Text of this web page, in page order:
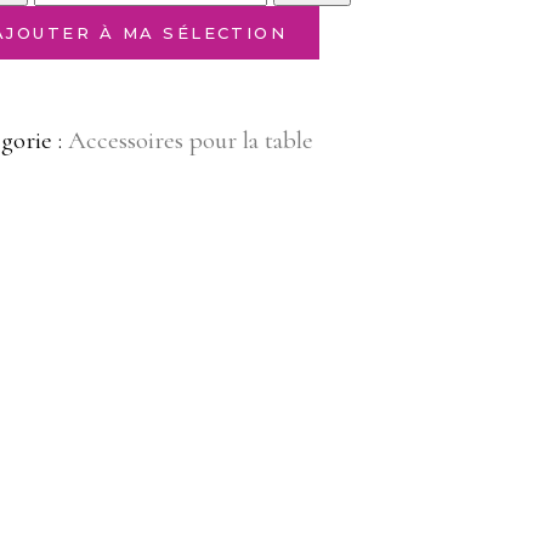
À MA SÉLECTION
: Accessoires pour la table